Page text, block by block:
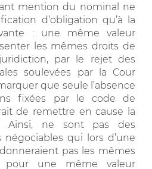
mention du nominal ne
d’obligation qu’à la
: une même valeur
les mêmes droits de
par le rejet des
soulevées par la Cour
que seule l’absence
fixées par le code de
de remettre en cause la
Ainsi, ne sont pas des
qui lors d’une
pas les mêmes
pour une même valeur